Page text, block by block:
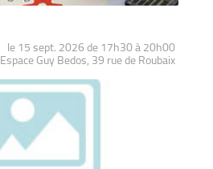
le 15 sept. 2026 de 17h30 à 20h00
Espace Guy Bedos, 39 rue de Roubaix